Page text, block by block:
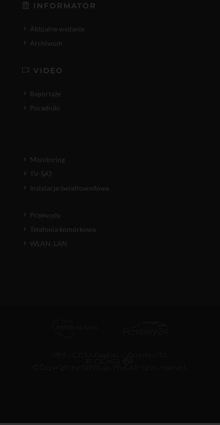
INFORMATOR
Aktualne wydanie
Archiwum
VIDEO
Reportaże
Poradniki
Monitoring
TV-SAT
Instalacje światłowodowe
Przewody
Telefonia komórkowa
WLAN, LAN